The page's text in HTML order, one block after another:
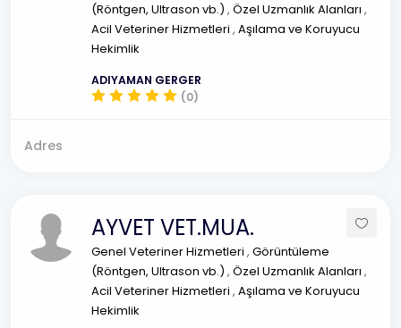
(Röntgen, Ultrason vb.) , Özel Uzmanlık Alanları ,
Acil Veteriner Hizmetleri , Aşılama ve Koruyucu
Hekimlik
ADIYAMAN GERGER
(0)
Adres
AYVET VET.MUA.
Genel Veteriner Hizmetleri , Görüntüleme
(Röntgen, Ultrason vb.) , Özel Uzmanlık Alanları ,
Acil Veteriner Hizmetleri , Aşılama ve Koruyucu
Hekimlik